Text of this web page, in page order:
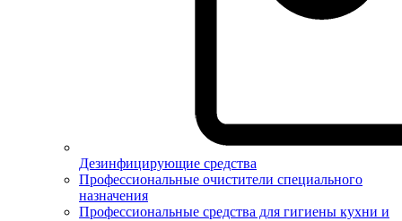
Дезинфицирующие средства
Профессиональные очистители специального
назначения
Профессиональные средства для гигиены кухни и